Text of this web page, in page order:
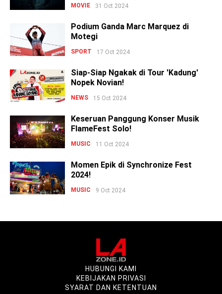
MOVIE 31 Oct 2024
Podium Ganda Marc Marquez di
Motegi
SPORT 17 Oct 2024
Siap-Siap Ngakak di Tour 'Kadung'
Nopek Novian!
NEWS 15 Oct 2024
Keseruan Panggung Konser Musik
FlameFest Solo!
MUSIC 11 Oct 2024
Momen Epik di Synchronize Fest
2024!
MUSIC 9 Oct 2024
HUBUNGI KAMI
KEBIJAKAN PRIVASI
SYARAT DAN KETENTUAN